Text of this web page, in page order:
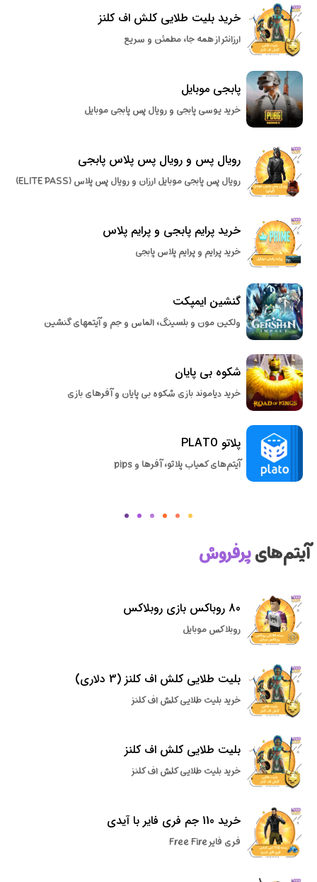
خرید بلیت طلایی کلش اف کلنز
ارزانتر از همه جا، مطمئن و سریع
پابجی موبایل
خرید یوسی پابجی و رویال پس پابجی موبایل
رویال پس و رویال پس پلاس پابجی
رویال پس پابجی موبایل ارزان و رویال پس پلاس (ELITE PASS)
خرید پرایم پابجی و پرایم پلاس
خرید پرایم و پرایم پلاس پابجی
گنشین ایمپکت
ولکین مون و بلسینگ، الماس و جم و آیتمهای گنشین
شکوه بی پایان
خرید دیاموند بازی شکوه بی پایان و آفرهای بازی
پلاتو PLATO
آیتم‌های کمیاب پلاتو، آفرها و pips
آیتم‌هایپرفروش
80 روباکس بازی روبلاکس
روبلاکس موبایل
بلیت طلایی کلش اف کلنز (3 دلاری)
خرید بلیت طلایی کلش اف کلنز
بلیت طلایی کلش اف کلنز
خرید بلیت طلایی کلش اف کلنز
خرید 110 جم فری فایر با آیدی
فری فایر Free Fire